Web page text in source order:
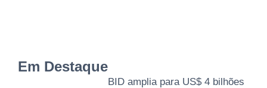
Em Destaque
BID amplia para US$ 4 bilhões